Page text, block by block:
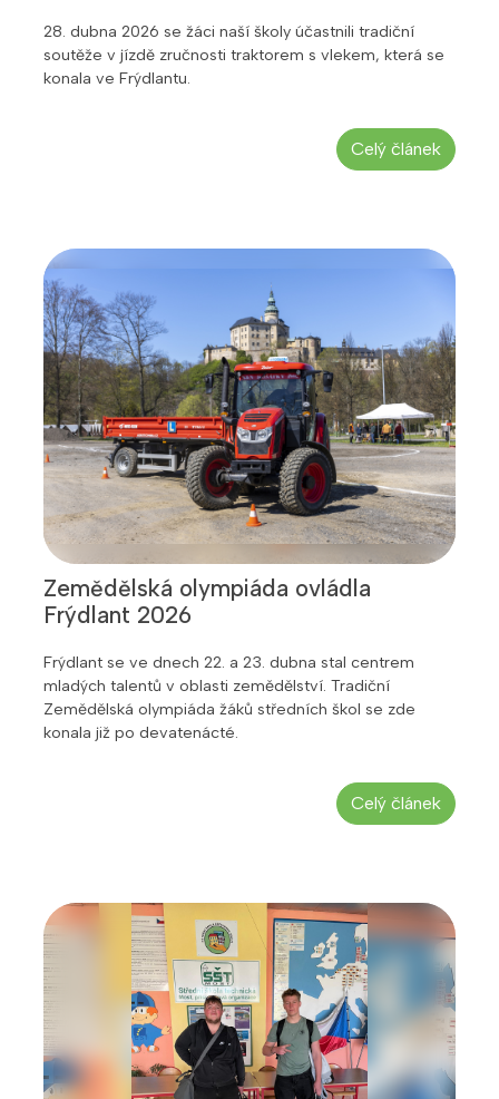
28. dubna 2026 se žáci naší školy účastnili tradiční
soutěže v jízdě zručnosti traktorem s vlekem, která se
konala ve Frýdlantu.
Celý článek
Zemědělská olympiáda ovládla
Frýdlant 2026
Frýdlant se ve dnech 22. a 23. dubna stal centrem
mladých talentů v oblasti zemědělství. Tradiční
Zemědělská olympiáda žáků středních škol se zde
konala již po devatenácté.
Celý článek